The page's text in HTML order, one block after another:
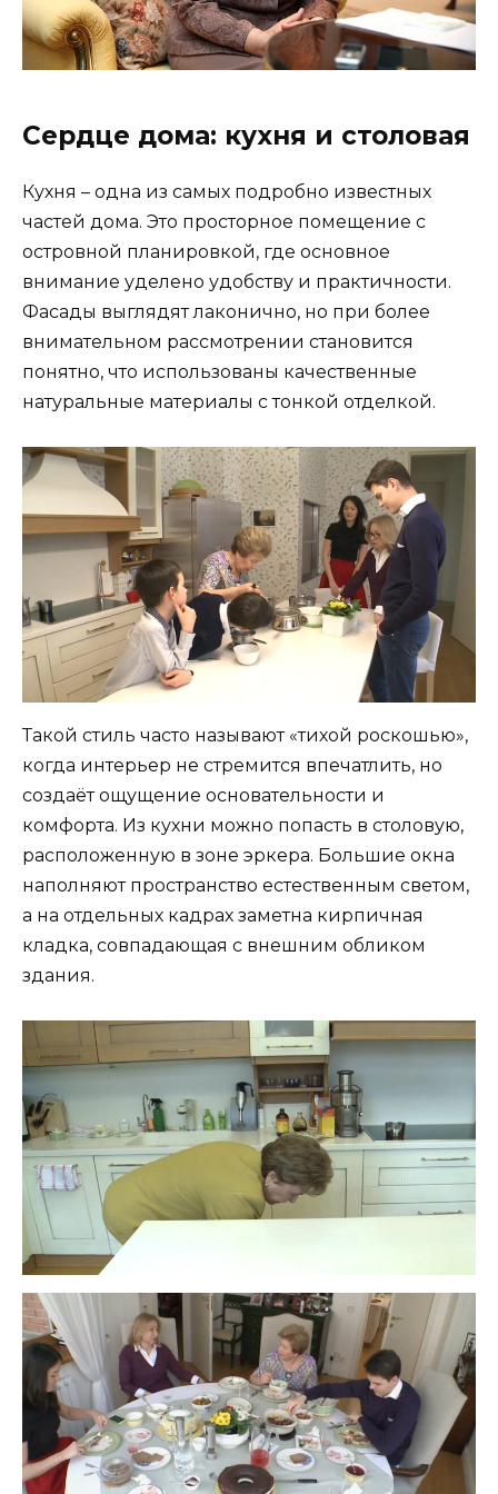
Сердце дома: кухня и столовая
Кухня – одна из самых подробно известных
частей дома. Это просторное помещение с
островной планировкой, где основное
внимание уделено удобству и практичности.
Фасады выглядят лаконично, но при более
внимательном рассмотрении становится
понятно, что использованы качественные
натуральные материалы с тонкой отделкой.
Такой стиль часто называют «тихой роскошью»,
когда интерьер не стремится впечатлить, но
создаёт ощущение основательности и
комфорта. Из кухни можно попасть в столовую,
расположенную в зоне эркера. Большие окна
наполняют пространство естественным светом,
а на отдельных кадрах заметна кирпичная
кладка, совпадающая с внешним обликом
здания.